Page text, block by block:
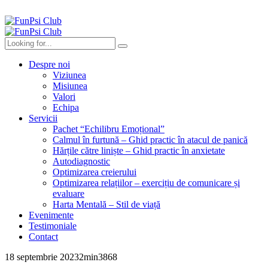
Despre noi
Viziunea
Misiunea
Valori
Echipa
Servicii
Pachet “Echilibru Emoțional”
Calmul în furtună – Ghid practic în atacul de panică
Hărțile către liniște – Ghid practic în anxietate
Autodiagnostic
Optimizarea creierului
Optimizarea relațiilor – exercițiu de comunicare și
evaluare
Harta Mentală – Stil de viață
Evenimente
Testimoniale
Contact
18 septembrie 20232min3868